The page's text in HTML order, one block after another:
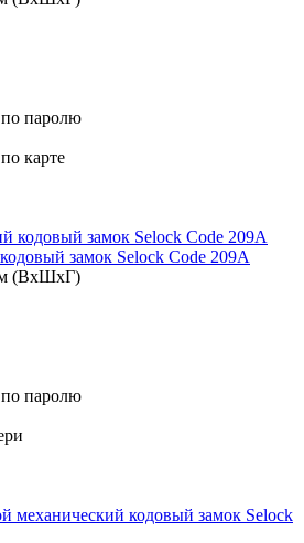
паролю
карте
замок Selock Code 209A
(ВхШхГ)
паролю